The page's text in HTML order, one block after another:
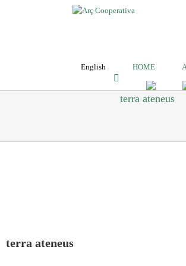
English HOME
terra ateneus
terra ateneus